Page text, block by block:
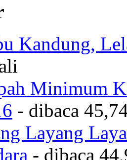
Kandung,
Minimum
- dibaca
Layang
- dibaca